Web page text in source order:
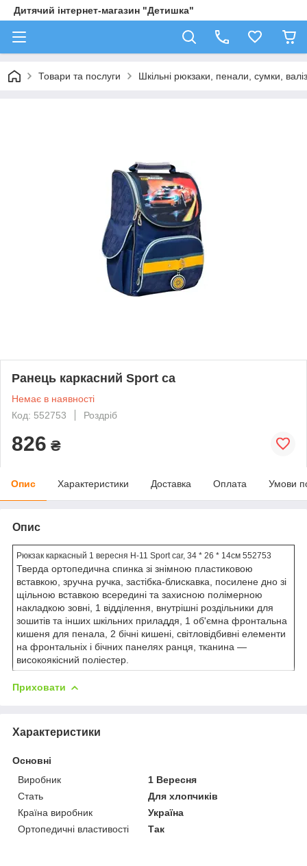
Дитячий інтернет-магазин "Детишка"
Товари та послуги Шкільні рюкзаки, пенали, сумки,
Ранець каркасний Sport ca
Немає в наявності
Код: 552753
Роздріб
826 ₴
Опис Характеристики Доставка Оплата Умови
Опис
Рюкзак каркасный 1 вересня H-11 Sport car, 34 * 26 * 14см 552753
Тверда ортопедична спинка зі знімною пластиковою
вставкою, зручна ручка, застібка-блискавка, посилене дно зі
щільною вставкою всередині та захисною полімерною
накладкою зовні, 1 відділення, внутрішні роздільники для
зошитів та інших шкільних приладдя, 1 об'ємна фронтальна
кишеня для пенала, 2 бічні кишені, світловідбивні елементи
на фронтальніх і бічних панелях ранця, тканина —
високоякісний поліестер.
Приховати
Характеристики
Основні
Виробник
1 Вересня
Стать
Для хлопчиків
Країна виробник
Україна
Ортопедичні властивості
Так